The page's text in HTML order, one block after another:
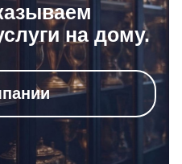
на дому.